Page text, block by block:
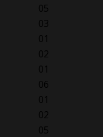
05
03
01
02
01
06
01
02
05